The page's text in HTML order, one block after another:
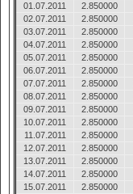
01.07.2011
2.850000
02.07.2011
2.850000
03.07.2011
2.850000
04.07.2011
2.850000
05.07.2011
2.850000
06.07.2011
2.850000
07.07.2011
2.850000
08.07.2011
2.850000
09.07.2011
2.850000
10.07.2011
2.850000
11.07.2011
2.850000
12.07.2011
2.850000
13.07.2011
2.850000
14.07.2011
2.850000
15.07.2011
2.850000